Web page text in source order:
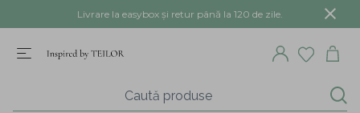
Livrare la easybox și retur până la 120 de zile.